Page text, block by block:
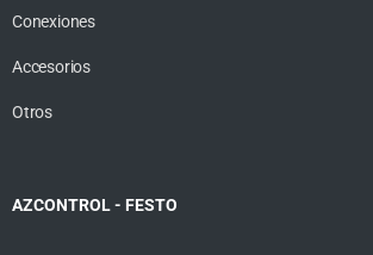
Conexiones
Accesorios
Otros
AZCONTROL - FESTO